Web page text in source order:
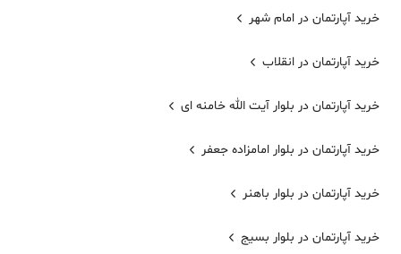
خرید آپارتمان در امام شهر
خرید آپارتمان در انقلاب
خرید آپارتمان در بلوار آیت الله خامنه ای
خرید آپارتمان در بلوار امامزاده جعفر
خرید آپارتمان در بلوار باهنر
خرید آپارتمان در بلوار بسیج